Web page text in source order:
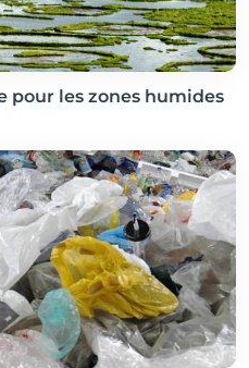
pour les zones humides